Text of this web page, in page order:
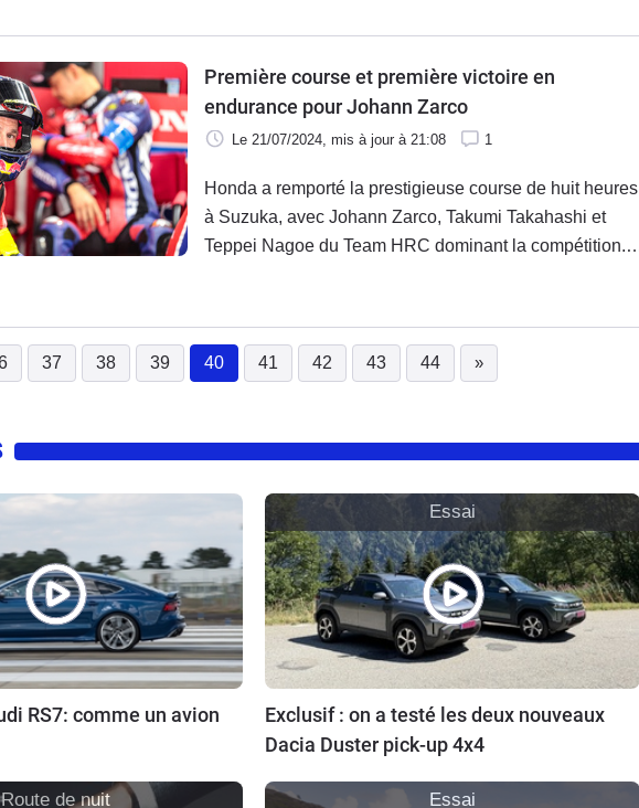
sont en cours. Lors de l'événement organisé par la
675 SR-R, a été le centre d'attention, attirant tous les
regards et les mains curieuses. Ce modèle, au design
inspiré des motos d'endurance d’antan, est propulsé par
un moteur répondant aux standards actuels : un quatre
cylindres atteignant les 15 700 tr/min…
Première course et première victoire en
endurance pour Johann Zarco
Le 21/07/2024 , mis à jour à 21:08 1
Honda a remporté la prestigieuse course de huit heures
à Suzuka, avec Johann Zarco, Takumi Takahashi et
Teppei Nagoe du Team HRC dominant la compétition.
coup d'essai et de maître pour le pilote français.
37 38 39 40
(current)
41 42 43 44 »
RS7: comme un avion
Essai
Exclusif : on a testé les deux nouveaux
Dacia Duster pick-up 4x4
Route de nuit Essai